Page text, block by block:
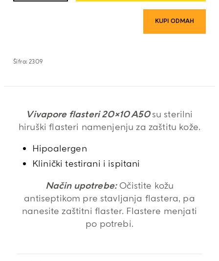
KUPI ODMAH
Šifra: 2309
Vivapore flasteri 20×10 A50su sterilni
hiruški flasteri namenjenju za zaštitu kože.
Hipoalergen
Klinički testirani i ispitani
Način upotrebe: Očistite kožu
antiseptikom pre stavljanja flastera, pa
nanesite zaštitni flaster. Flastere menjati
po potrebi.